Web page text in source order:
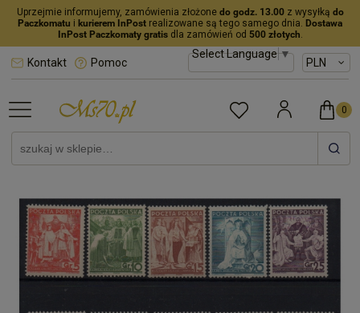
Uprzejmie informujemy, zamówienia złożone do godz. 13.00z wysyłką do
Paczkomatu i kurierem InPost realizowane są tego samego dnia. Dostawa
InPost Paczkomaty gratisdla zamówień od 500 złotych.
Select Language▼
Kontakt Pomoc